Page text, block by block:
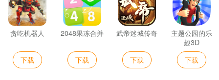
贪吃机器人
下载
2048果冻合并
下载
武帝迷城传奇
下载
主题公园的乐
趣3D
下载